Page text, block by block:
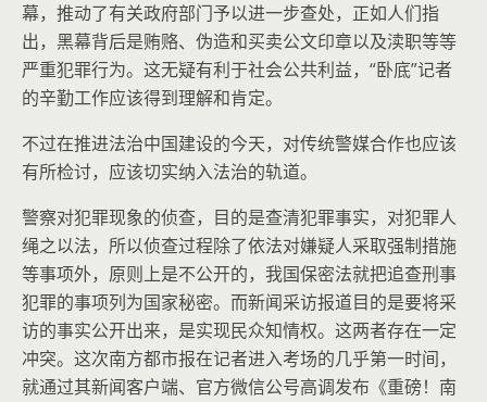
幕，推动了有关政府部门予以进一步查处，正如人们指
出，黑幕背后是贿赂、伪造和买卖公文印章以及渎职等等
严重犯罪行为。这无疑有利于社会公共利益，“卧底”记者
的辛勤工作应该得到理解和肯定。
不过在推进法治中国建设的今天，对传统警媒合作也应该
有所检讨，应该切实纳入法治的轨道。
警察对犯罪现象的侦查，目的是查清犯罪事实，对犯罪人
绳之以法，所以侦查过程除了依法对嫌疑人采取强制措施
等事项外，原则上是不公开的，我国保密法就把追查刑事
犯罪的事项列为国家秘密。而新闻采访报道目的是要将采
访的事实公开出来，是实现民众知情权。这两者存在一定
冲突。这次南方都市报在记者进入考场的几乎第一时间，
就通过其新闻客户端、官方微信公号高调发布《重磅！南